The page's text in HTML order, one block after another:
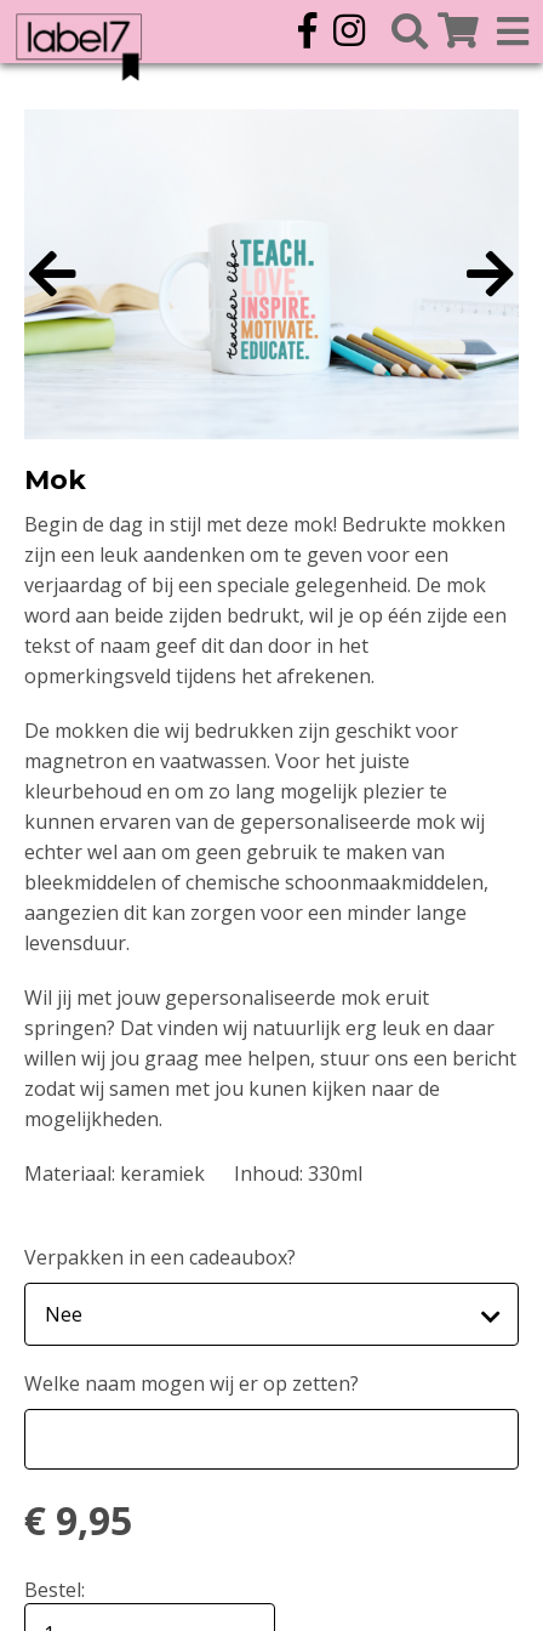
Mok
Begin de dag in stijl met deze mok! Bedrukte mokken
zijn een leuk aandenken om te geven voor een
verjaardag of bij een speciale gelegenheid. De mok
word aan beide zijden bedrukt, wil je op één zijde een
tekst of naam geef dit dan door in het
opmerkingsveld tijdens het afrekenen.
De mokken die wij bedrukken zijn geschikt voor
magnetron en vaatwassen. Voor het juiste
kleurbehoud en om zo lang mogelijk plezier te
kunnen ervaren van de gepersonaliseerde mok wij
echter wel aan om geen gebruik te maken van
bleekmiddelen of chemische schoonmaakmiddelen,
aangezien dit kan zorgen voor een minder lange
levensduur.
Wil jij met jouw gepersonaliseerde mok eruit
springen? Dat vinden wij natuurlijk erg leuk en daar
willen wij jou graag mee helpen, stuur ons een bericht
zodat wij samen met jou kunen kijken naar de
mogelijkheden.
Materiaal: keramiek Inhoud: 330ml
Verpakken in een cadeaubox?
Welke naam mogen wij er op zetten?
€ 9,95
Bestel: